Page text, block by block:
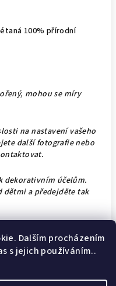
Dalším procházením
s jejich používáním..
100% přírodní
mohou se míry
na nastavení vašeho
další fotografie nebo
dekorativním účelům.
dětmi a předejděte tak